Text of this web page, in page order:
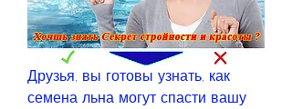
Друзья, вы готовы узнать, как
семена льна могут спасти вашу